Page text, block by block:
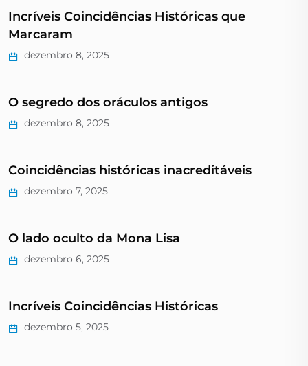
Incríveis Coincidências Históricas que
Marcaram
dezembro 8, 2025
O segredo dos oráculos antigos
dezembro 8, 2025
Coincidências históricas inacreditáveis
dezembro 7, 2025
O lado oculto da Mona Lisa
dezembro 6, 2025
Incríveis Coincidências Históricas
dezembro 5, 2025